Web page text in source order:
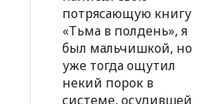
потрясающую книгу
«Тьма в полдень», я
был мальчишкой, но
уже тогда ощутил
некий порок в
системе, осудившей